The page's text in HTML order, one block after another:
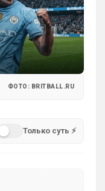
ФОТО: BRITBALL.RU
Только суть ⚡